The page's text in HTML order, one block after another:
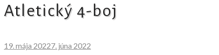
Atletický 4-boj
19. mája 20227. júna 2022